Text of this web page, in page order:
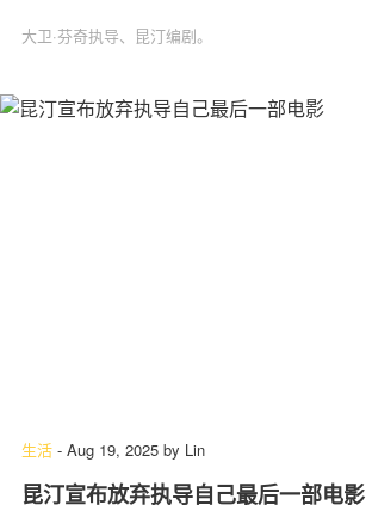
大卫·芬奇执导、昆汀编剧。
生活 - Aug 19, 2025 by Lin
昆汀宣布放弃执导自己最后一部电影